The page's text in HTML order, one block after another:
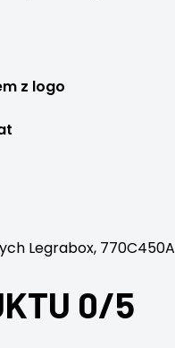
z logo
Legrabox,
0/5